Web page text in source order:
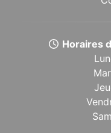
Horaires